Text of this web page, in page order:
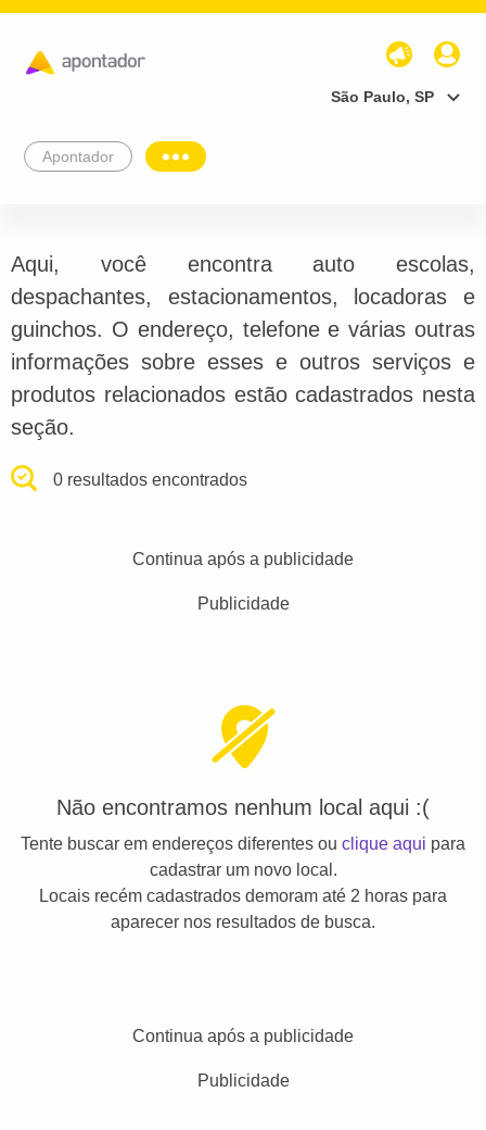
São Paulo, SP
Apontador
Aqui, você encontra auto escolas,
despachantes, estacionamentos, locadoras e
guinchos. O endereço, telefone e várias outras
informações sobre esses e outros serviços e
produtos relacionados estão cadastrados nesta
seção.
0 resultados encontrados
Continua após a publicidade
Publicidade
Não encontramos nenhum local aqui :(
Tente buscar em endereços diferentes ou clique aqui para
cadastrar um novo local.
Locais recém cadastrados demoram até 2 horas para
aparecer nos resultados de busca.
Continua após a publicidade
Publicidade